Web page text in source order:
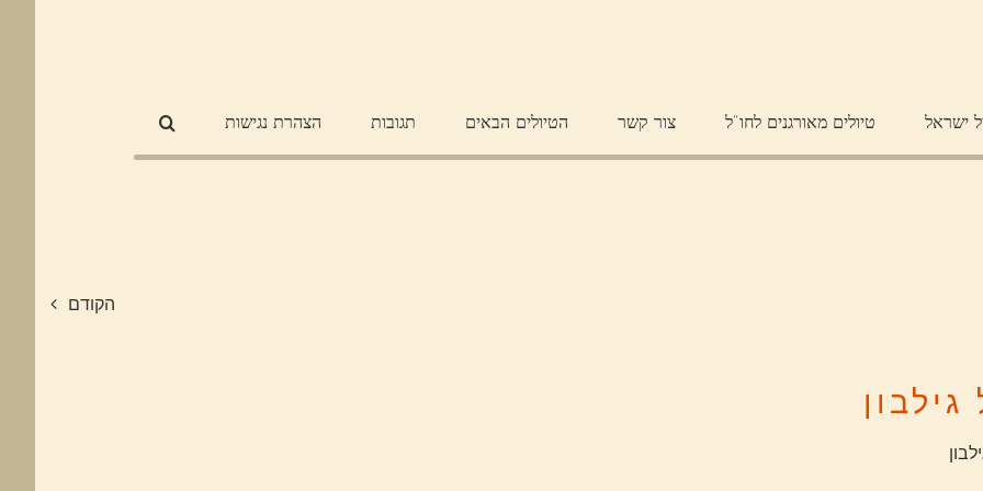
ישראל טיולים מאורגנים לחו"ל צור קשר הטיולים הבאים תגובות הצהרת נגישות
הקודם
גילבון